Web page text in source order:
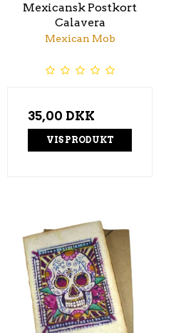
Mexicansk Postkort
Calavera
Mexican Mob
35,00 DKK
VIS PRODUKT